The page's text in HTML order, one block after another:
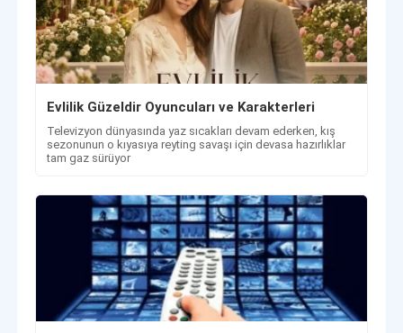
Evlilik Güzeldir Oyuncuları ve Karakterleri
Televizyon dünyasında yaz sıcakları devam ederken, kış
sezonunun o kıyasıya reyting savaşı için devasa hazırlıklar
tam gaz sürüyor